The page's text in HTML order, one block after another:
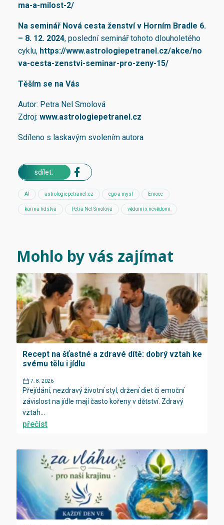
ma-a-milost-2/
Na seminář Nová cesta ženství v Horním Bradle 6.
– 8. 12. 2024, poslední seminář tohoto dlouholetého
cyklu, https://www.astrologiepetranel.cz/akce/no
va-cesta-zenstvi-seminar-pro-zeny-15/
Těším se na Vás
Autor: Petra Nel Smolová
Zdroj: www.astrologiepetranel.cz
Sdíleno s laskavým svolením autora
sdílet:
AI astrologiepetranel.cz ego a mysl Emoce
karma lidstva Petra Nel Smolová vědomí x nevědomí
Mohlo by vás zajímat
Recept na šťastné a zdravé dítě: dobrý vztah ke
svému tělu i jídlu
7. 8. 2026
Přejídání, nezdravý životní styl, držení diet či emoční
závislost na jídle mají často kořeny v dětství. Zdravý
vztah...
přečíst